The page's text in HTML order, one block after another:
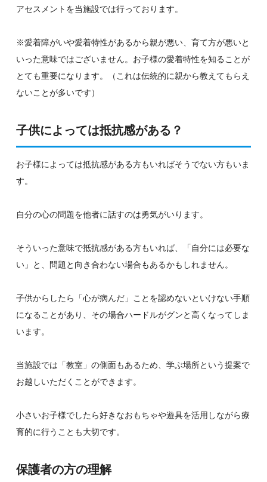
アセスメントを当施設では行っております。
※愛着障がいや愛着特性があるから親が悪い、育て方が悪いと
いった意味ではございません。お子様の愛着特性を知ることが
とても重要になります。（これは伝統的に親から教えてもらえ
ないことが多いです）
子供によっては抵抗感がある？
お子様によっては抵抗感がある方もいればそうでない方もいま
す。
自分の心の問題を他者に話すのは勇気がいります。
そういった意味で抵抗感がある方もいれば、「自分には必要な
い」と、問題と向き合わない場合もあるかもしれません。
子供からしたら「心が病んだ」ことを認めないといけない手順
になることがあり、その場合ハードルがグンと高くなってしま
います。
当施設では「教室」の側面もあるため、学ぶ場所という提案で
お越しいただくことができます。
小さいお子様でしたら好きなおもちゃや遊具を活用しながら療
育的に行うことも大切です。
保護者の方の理解